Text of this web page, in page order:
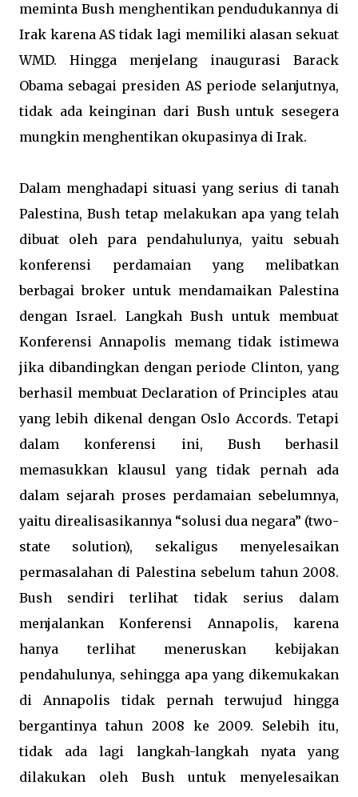
meminta Bush menghentikan pendudukannya di
Irak karena AS tidak lagi memiliki alasan sekuat
WMD. Hingga menjelang inaugurasi Barack
Obama sebagai presiden AS periode selanjutnya,
tidak ada keinginan dari Bush untuk sesegera
mungkin menghentikan okupasinya di Irak.
Dalam menghadapi situasi yang serius di tanah
Palestina, Bush tetap melakukan apa yang telah
dibuat oleh para pendahulunya, yaitu sebuah
konferensi perdamaian yang melibatkan
berbagai broker untuk mendamaikan Palestina
dengan Israel. Langkah Bush untuk membuat
Konferensi Annapolis memang tidak istimewa
jika dibandingkan dengan periode Clinton, yang
berhasil membuat Declaration of Principles atau
yang lebih dikenal dengan Oslo Accords. Tetapi
dalam konferensi ini, Bush berhasil
memasukkan klausul yang tidak pernah ada
dalam sejarah proses perdamaian sebelumnya,
yaitu direalisasikannya “solusi dua negara” (two-
state solution), sekaligus menyelesaikan
permasalahan di Palestina sebelum tahun 2008.
Bush sendiri terlihat tidak serius dalam
menjalankan Konferensi Annapolis, karena
hanya terlihat meneruskan kebijakan
pendahulunya, sehingga apa yang dikemukakan
di Annapolis tidak pernah terwujud hingga
bergantinya tahun 2008 ke 2009. Selebih itu,
tidak ada lagi langkah-langkah nyata yang
dilakukan oleh Bush untuk menyelesaikan